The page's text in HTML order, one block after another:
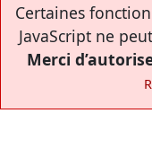
Certaines
JavaScript ne
Merci